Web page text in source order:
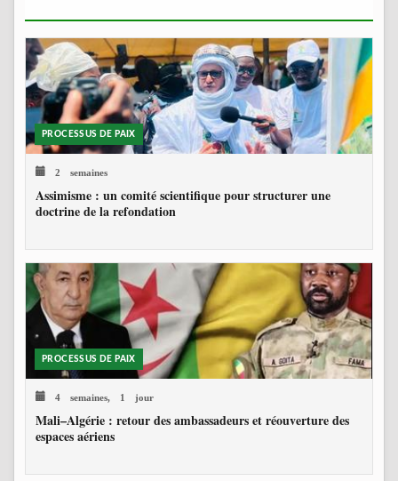
PROCESSUS DE PAIX
2 semaines
Assimisme : un comité scientifique pour structurer une
doctrine de la refondation
PROCESSUS DE PAIX
4 semaines, 1 jour
Mali–Algérie : retour des ambassadeurs et réouverture des
espaces aériens